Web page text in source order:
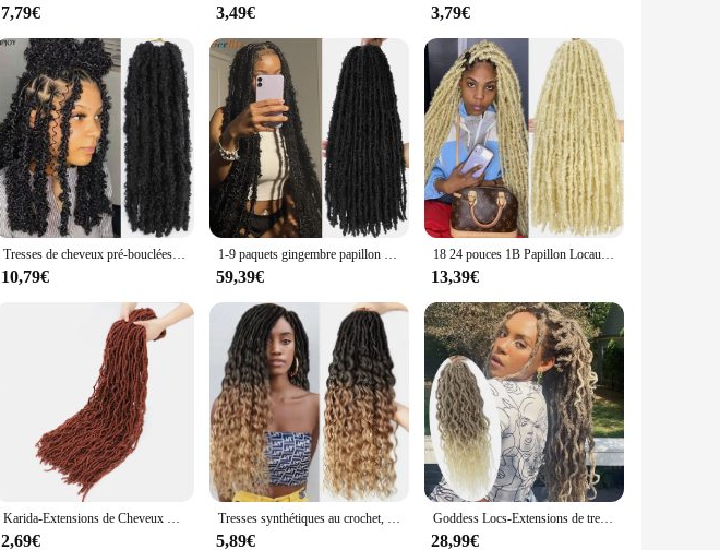
7,79€ 3,49€ 3,79€
Tresses de cheveux pré-bouclées au crochet papillon, Faux Locs, DistMurcia, Goddess Butterfly Soft Locs, Crochets Braids, 14 po, 12 po
10,79€
1-9 paquets gingembre papillon Locs cheveux au crochet 12 14 18 24 pouces meche cheveux a tresser crochets braids cheveux doux en détresse papillon Faux Locs cheveux tresses pré-torsadées tresses perruque africaine
59,39€
18 24 pouces 1B Papillon Locaux Cheveux au crochet Dreadlocks meche Faux Locaux Extensions de tresses de cheveux au crochet Cheveux synthétiques à mèches douces
13,39€
Karida-Extensions de Cheveux Synthétiques pour Femme, Dreadlocks Faux Locs au Crochet, Tresses Douces
2,69€
Tresses synthétiques au crochet, faux cheveux doux, dedess locs, deep wave, 24 pouces, 1B/30/27
5,89€
Goddess Locs-Extensions de tresses synthétiques pré-bouclées, faux cheveux au crochet, extrémités lâches ondulées, dreadlocks longs, SOKU, nouveau
28,99€